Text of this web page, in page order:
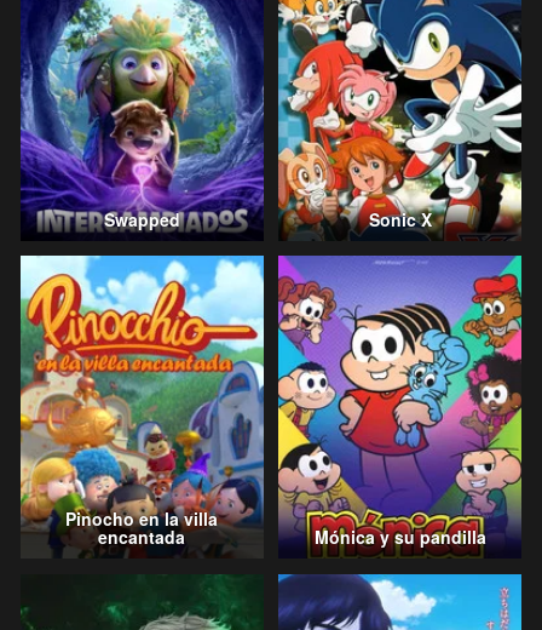
Swapped Sonic X
Pinocho en la villa
encantada Mónica y su pandilla